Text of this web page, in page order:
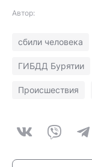
Автор:
сбили человека
ГИБДД Бурятии
Происшествия